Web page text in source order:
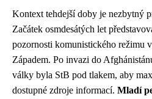
Kontext tehdejší doby je nezbytný
Začátek osmdesátých let
pozornosti komunistického režimu
Západem. Po invazi do
války byla StB pod tlakem, aby
dostupné zdroje informací. Mladí